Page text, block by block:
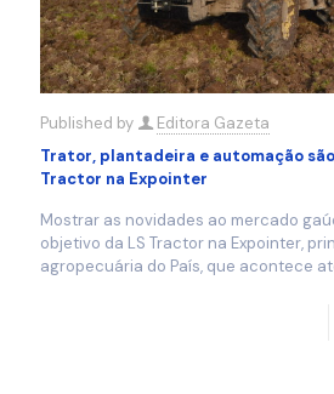
Published by
Editora Gazeta
Trator, plantadeira e automação
Tractor na Expointer
Mostrar as novidades ao mercado
objetivo da LS Tractor na Expointer,
agropecuária do País, que acontece